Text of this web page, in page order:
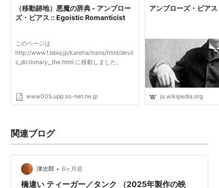
（移動跡地）悪魔の辞典 - アンブロー
ズ・ビアス :: Egoistic Romanticist
このページは
http://www1.bbiq.jp/kareha/trans/html/devil
s_dictionary,_the.html に移動しました。
www005.upp.so-net.ne.jp
アンブローズ・ビア
ja.wikipedia.org
関連ブログ
津次郎 • 6ヶ月前
橋違い ティーガー／タンク （2025年製作の映